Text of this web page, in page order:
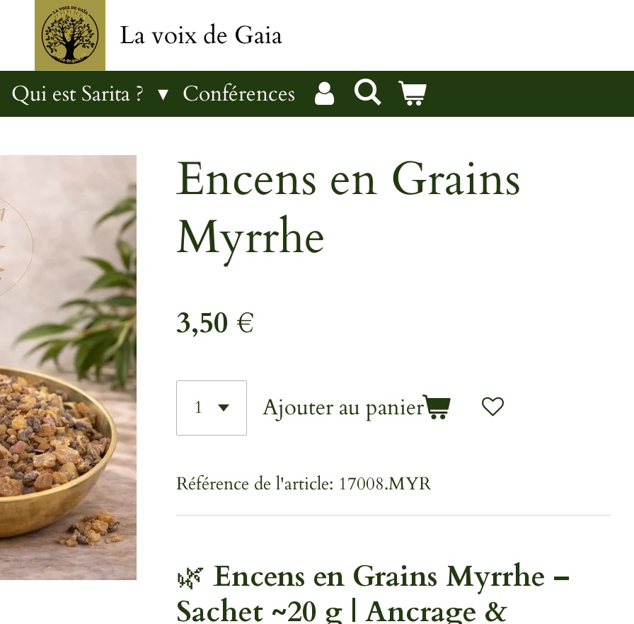
La voix de Gaia
Qui est Sarita ? Conférences
Encens en Grains
Myrrhe
3,50 €
Ajouter au panier
Référence de l'article: 17008.MYR
🌿 Encens en Grains Myrrhe –
Sachet ~20 g | Ancrage &